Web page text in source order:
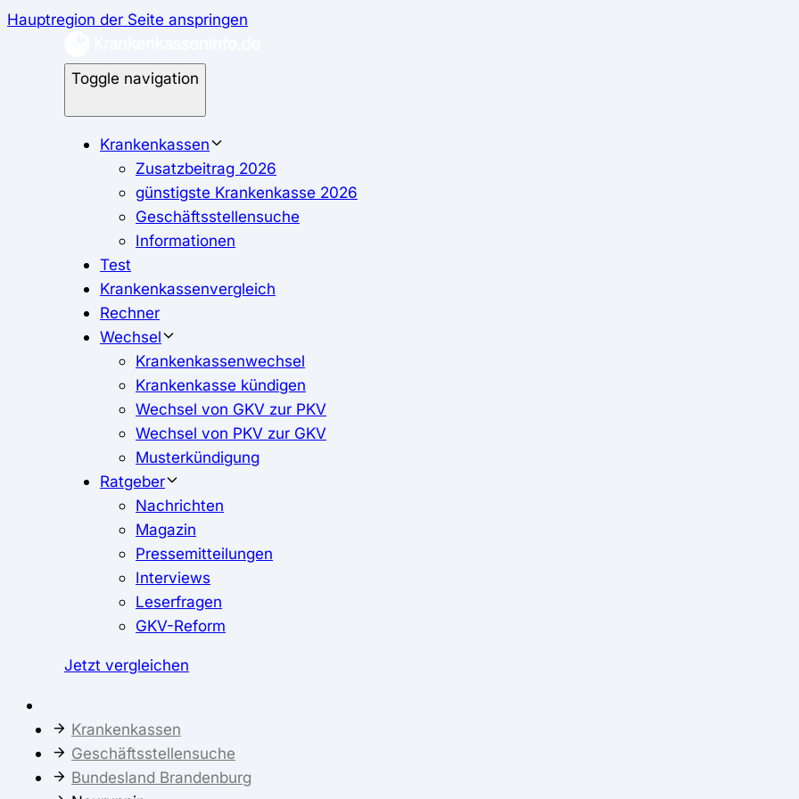
Hauptregion der Seite anspringen
Toggle navigation
Krankenkassen
Zusatzbeitrag 2026
günstigste Krankenkasse 2026
Geschäftsstellensuche
Informationen
Test
Krankenkassenvergleich
Rechner
Wechsel
Krankenkassenwechsel
Krankenkasse kündigen
Wechsel von GKV zur PKV
Wechsel von PKV zur GKV
Musterkündigung
Ratgeber
Nachrichten
Magazin
Pressemitteilungen
Interviews
Leserfragen
GKV-Reform
Jetzt vergleichen
Krankenkassen
Geschäftsstellensuche
Bundesland Brandenburg